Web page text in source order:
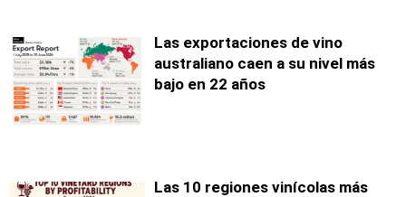
Las exportaciones de vino
australiano caen a su nivel más
bajo en 22 años
Las 10 regiones vinícolas más